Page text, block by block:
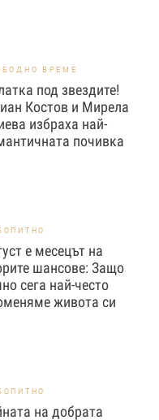
ВРЕМЕ
под звездите!
Костов и Мирела
избраха най-
почивка
е месецът на
шансове: Защо
сега най-често
живота си
на добрата